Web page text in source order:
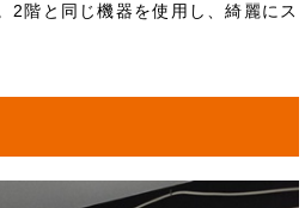
2階と同じ機器を使用し、綺麗にス